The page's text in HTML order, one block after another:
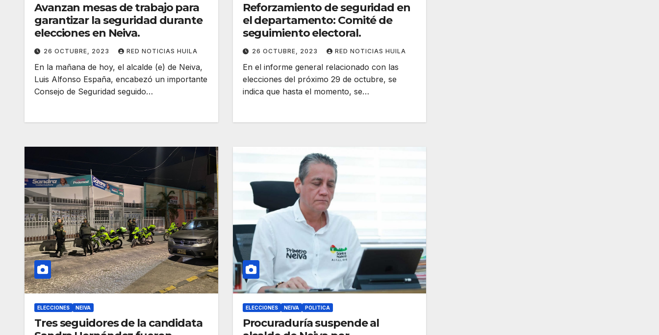
Avanzan mesas de trabajo para
garantizar la seguridad durante
elecciones en Neiva.
26 OCTUBRE, 2023 RED NOTICIAS HUILA
En la mañana de hoy, el alcalde (e) de Neiva,
Luis Alfonso España, encabezó un importante
Consejo de Seguridad seguido…
Reforzamiento de seguridad en
el departamento: Comité de
seguimiento electoral.
26 OCTUBRE, 2023 RED NOTICIAS HUILA
En el informe general relacionado con las
elecciones del próximo 29 de octubre, se
indica que hasta el momento, se…
ELECCIONES NEIVA
Tres seguidores de la candidata
ELECCIONES NEIVA POLITICA
Procuraduría suspende al